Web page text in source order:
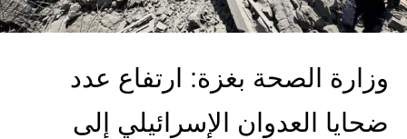
وزارة الصحة بغزة: ارتفاع عدد
ضحايا العدوان الإسرائيلي إلى